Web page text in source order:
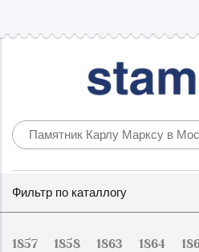
по
Фильтр по каталлогу
1857 1858 1863 1864